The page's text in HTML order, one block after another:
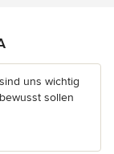
uns wichtig
sollen